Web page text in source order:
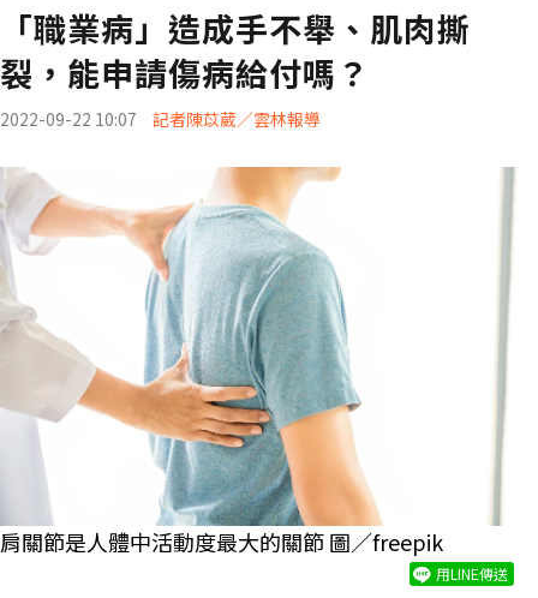
「職業病」造成手不舉、肌肉撕
裂，能申請傷病給付嗎？
2022-09-22 10:07 記者陳苡葳／雲林報導
肩關節是人體中活動度最大的關節 圖／freepik
用LINE傳送